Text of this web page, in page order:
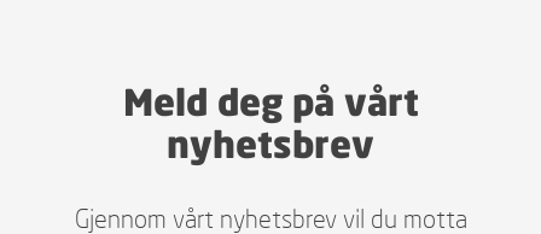
Meld deg på vårt
nyhetsbrev
Gjennom vårt nyhetsbrev vil du motta